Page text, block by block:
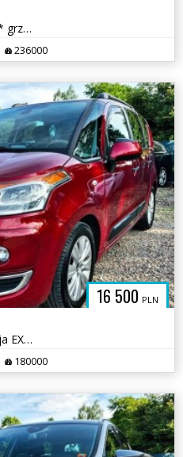
BENZYNA * 7 FOTELI * klima * grzana przednia szyba * super * okazja
236000
16 500 PLN
BENZYNA * najbogatsza wersja EXCLUSIVE * super * oakzja * POLECAMY
180000